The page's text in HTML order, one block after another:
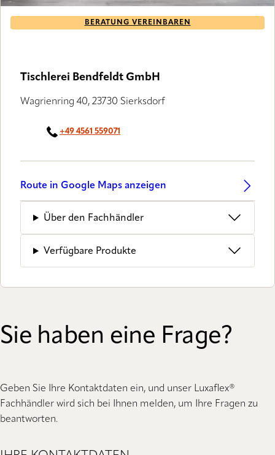
BERATUNG VEREINBAREN
Tischlerei Bendfeldt GmbH
Wagrienring 40, 23730 Sierksdorf
+49 4561 559071
Route in Google Maps anzeigen
Über den Fachhändler
Verfügbare Produkte
Sie haben eine Frage?
Geben Sie Ihre Kontaktdaten ein, und unser Luxaflex®
Fachhändler wird sich bei Ihnen melden, um Ihre Fragen zu
beantworten.